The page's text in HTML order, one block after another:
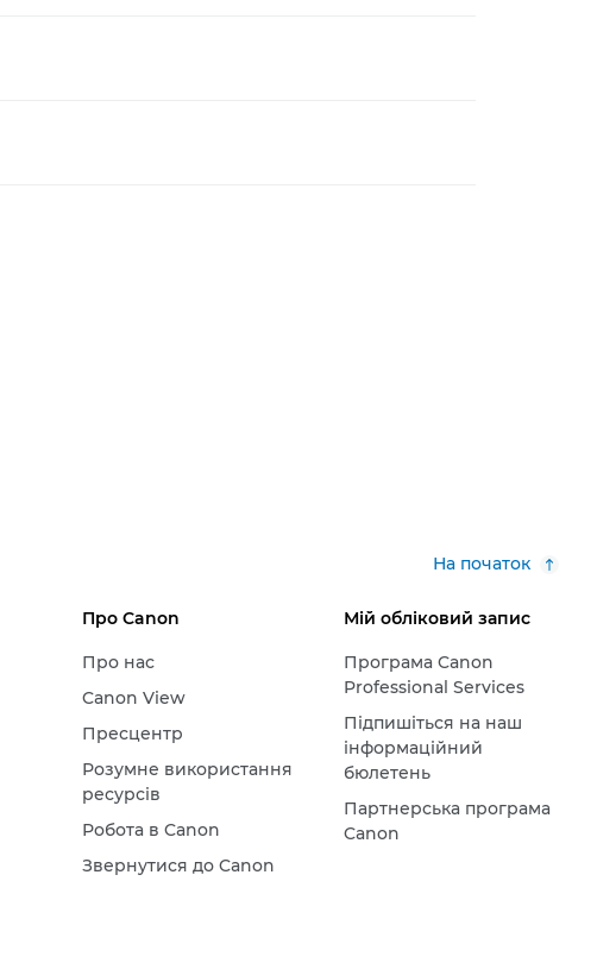
На початок
Про Canon
Про нас
Canon View
Пресцентр
Розумне використання
ресурсів
Робота в Canon
Звернутися до Canon
Мій обліковий запис
Програма Canon
Professional Services
Підпишіться на наш
інформаційний
бюлетень
Партнерська програма
Canon